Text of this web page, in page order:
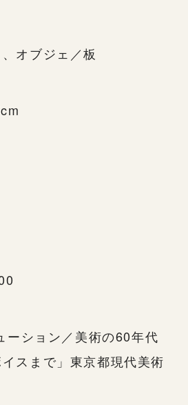
オブジェ／板
ション／美術の60年代
スまで」東京都現代美術